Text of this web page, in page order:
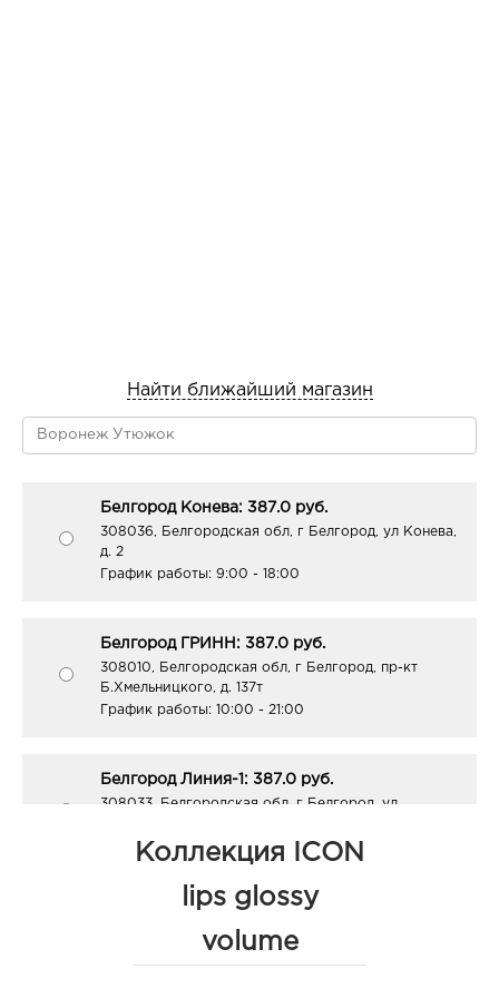
Найти ближайший магазин
Белгород Конева: 387.0 руб.
308036, Белгородская обл, г Белгород, ул Конева,
д. 2
График работы: 9:00 - 18:00
Белгород ГРИНН: 387.0 руб.
308010, Белгородская обл, г Белгород, пр-кт
Б.Хмельницкого, д. 137т
График работы: 10:00 - 21:00
Белгород Линия-1: 387.0 руб.
308033, Белгородская обл, г Белгород, ул
График работы:10:00 - 21:00
308009, Белгородская обл, г Белгород, ул Попова,
Коллекция ICON
lips glossy
volume